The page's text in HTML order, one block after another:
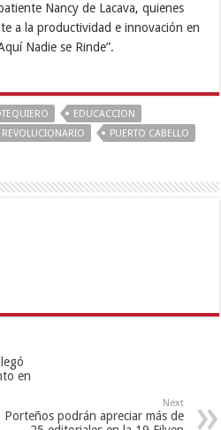
Nancy de Lacava, quienes
a la productividad e innovación en
Nadie se Rinde”.
EDUCACCION
PUERTO CABELLO
en
Next
Porteños podrán apreciar más de